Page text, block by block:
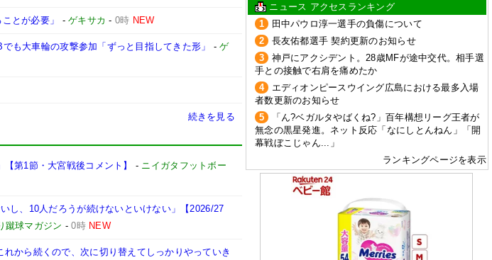
とが必要」 -ゲキサカ - 0時 NEW
も大車輪の攻撃参加「ずっと目指してきた形」 -ゲ
続きを見る
第1節・大宮戦後コメント】 - ニイガタフットボー
し、10人だろうが続けないといけない」【2026/27
蹴球マガジン -0時 NEW
から続くので、次に切り替えてしっかりやっていき
ニュース アクセスランキング
1
田中パウロ淳一選手の負傷について
2
長友佑都選手 契約更新のお知らせ
3
神戸にアクシデント。28歳MFが途中交代。相手選
手との接触で右肩を痛めたか
4
エディオンピースウイング広島における最多入場
者数更新のお知らせ
5
「ん?ベガルタやばくね?」百年構想リーグ王者が
無念の黒星発進。ネット反応「なにしとんねん」「開
幕戦ぼこじゃん...」
ランキングページを表示